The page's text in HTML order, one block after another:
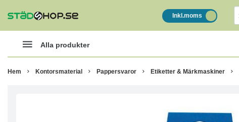
Inkl.moms
Alla produkter
Hem Kontorsmaterial Pappersvaror Etiketter & Märkmaskiner